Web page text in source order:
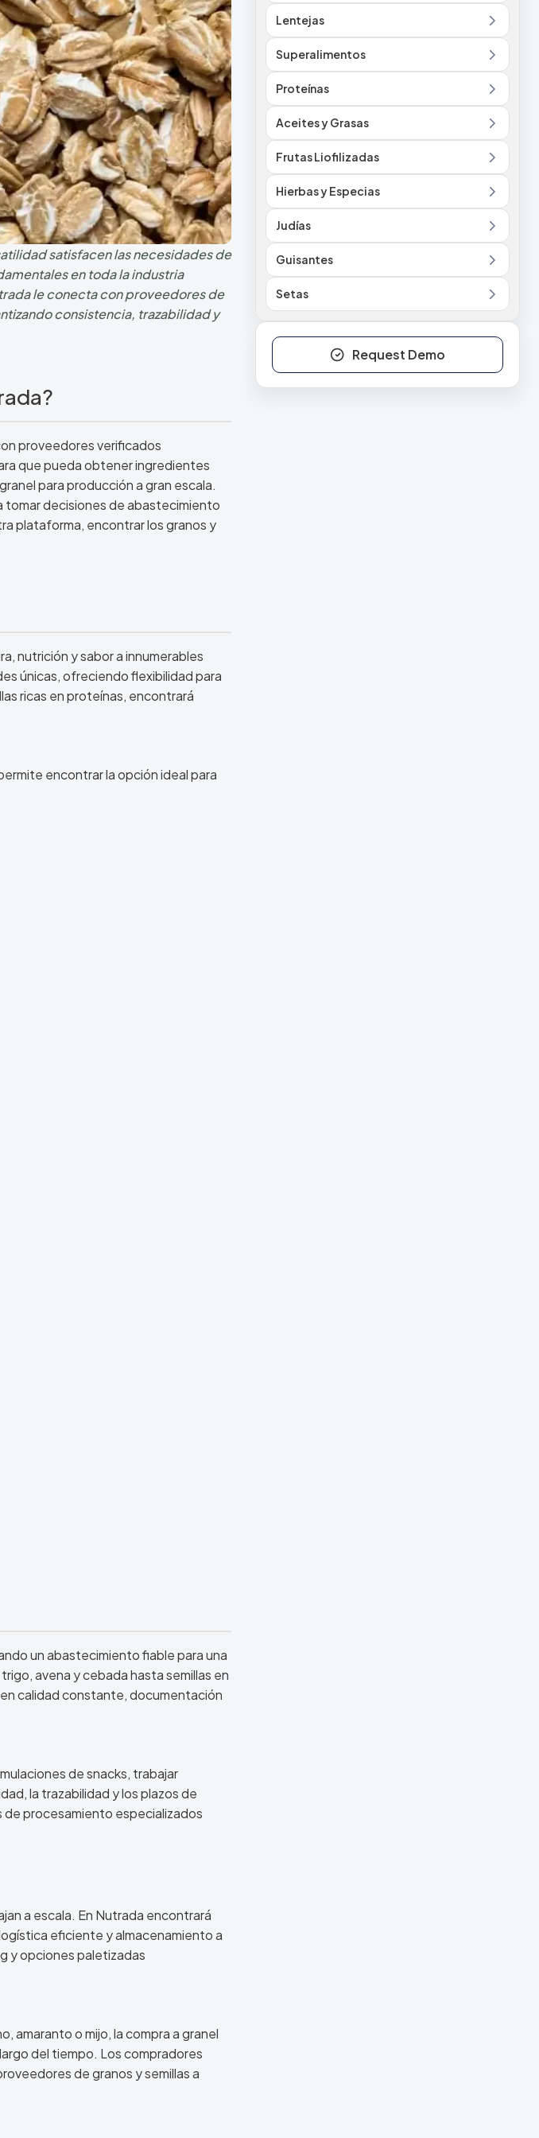
satisfacen las necesidades de
en toda la industria
le conecta con proveedores de
consistencia, trazabilidad y
proveedores verificados
que pueda obtener ingredientes
para producción a gran escala.
tomar decisiones de abastecimiento
plataforma, encontrar los granos y
nutrición y sabor a innumerables
únicas, ofreciendo flexibilidad para
ricas en proteínas, encontrará
encontrar la opción ideal para
un abastecimiento fiable para una
avena y cebada hasta semillas en
calidad constante, documentación
de snacks, trabajar
la trazabilidad y los plazos de
procesamiento especializados
a escala. En Nutrada encontrará
eficiente y almacenamiento a
y opciones paletizadas
amaranto o mijo, la compra a granel
del tiempo. Los compradores
de granos y semillas a
Lentejas
Superalimentos
Proteínas
Aceites y Grasas
Frutas Liofilizadas
Hierbas y Especias
Judías
Guisantes
Setas
Request Demo